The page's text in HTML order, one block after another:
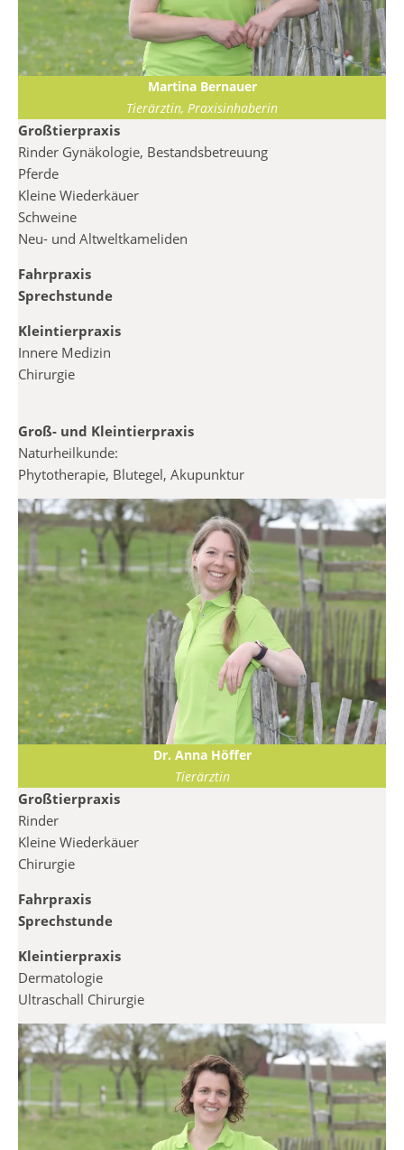
Martina Bernauer
Tierärztin, Praxisinhaberin
Großtierpraxis
Rinder Gynäkologie, Bestandsbetreuung
Pferde
Kleine Wiederkäuer
Schweine
Neu- und Altweltkameliden
Fahrpraxis
Sprechstunde
Kleintierpraxis
Innere Medizin
Chirurgie
Groß- und Kleintierpraxis
Naturheilkunde:
Phytotherapie, Blutegel, Akupunktur
Dr. Anna Höffer
Tierärztin
Großtierpraxis
Rinder
Kleine Wiederkäuer
Chirurgie
Fahrpraxis
Sprechstunde
Kleintierpraxis
Dermatologie
Ultraschall Chirurgie